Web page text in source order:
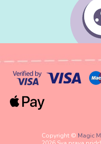
Copyright © Magic